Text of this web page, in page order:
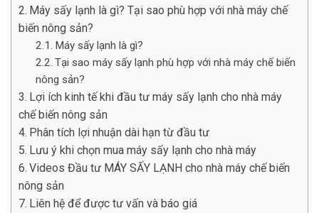
Máy sấy lạnh là gì? Tại sao phù hợp với nhà máy chế
biến nông sản?
Máy sấy lạnh là gì?
Tại sao máy sấy lạnh phù hợp với nhà máy chế biến
nông sản?
Lợi ích kinh tế khi đầu tư máy sấy lạnh cho nhà máy
chế biến nông sản
Phân tích lợi nhuận dài hạn từ đầu tư
Lưu ý khi chọn mua máy sấy lạnh cho nhà máy
Videos Đầu tư MÁY SẤY LẠNH cho nhà máy chế biến
nông sản
Liên hệ để được tư vấn và báo giá